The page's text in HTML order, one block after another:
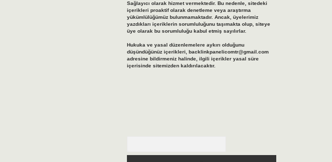
Sağlayıcı olarak hizmet vermektedir. Bu nedenle, sitedeki
içerikleri proaktif olarak denetleme veya araştırma
yükümlülüğümüz bulunmamaktadır. Ancak, üyelerimiz
yazdıkları içeriklerin sorumluluğunu taşımakta olup, siteye
üye olarak bu sorumluluğu kabul etmiş sayılırlar.
Hukuka ve yasal düzenlemelere aykırı olduğunu
düşündüğünüz içerikleri, backlinkpanelicomtr@gmail.com
adresine bildirmeniz halinde, ilgili içerikler yasal süre
içerisinde sitemizden kaldırılacaktır.